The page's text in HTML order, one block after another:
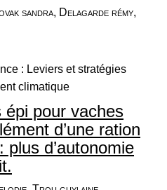
sandra, Delagarde rémy,
: Leviers et stratégies
climatique
épi pour vaches
d’une ration
plus d’autonomie